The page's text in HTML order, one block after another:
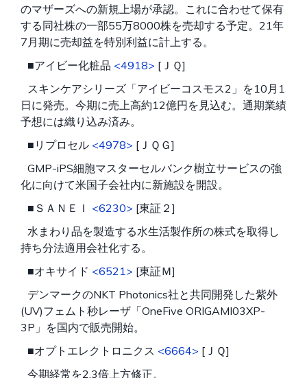
のマザーズへの新規上場が承認。これに合わせて保有
する同社株の一部55万8000株を売却する予定。21年
7月期に売却益を特別利益に計上する。
■アイビー化粧品 <4918> [ＪＱ]
スキンケアシリーズ「アイビーコスモス2」を10月1
日に発売。今期に売上高約12億円を見込む。通期業績
予想には織り込み済み。
■リプロセル <4978> [ＪＱＧ]
GMP-iPS細胞マスターセルバンク樹立サービスの強
化に向けて米国子会社内に新施設を開設。
■ＳＡＮＥＩ <6230> [東証２]
水まわり品を製造する水生活製作所の株式を取得し
持ち分法適用会社化する。
■オキサイド <6521> [東証Ｍ]
デンマークのNKT Photonics社と共同開発した紫外
(UV)フェムト秒レーザ「OneFive ORIGAMI03XP-
3P」を国内で販売開始。
■オプトエレクトロニクス <6664> [ＪＱ]
今期経常を2.3倍上方修正。